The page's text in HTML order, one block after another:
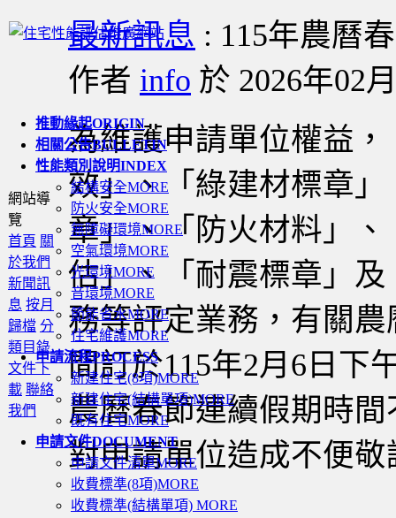
推動緣起ORIGIN
相關公告BULLETIN
性能類別說明INDEX
結構安全MORE
防火安全MORE
無障礙環境MORE
空氣環境MORE
光環境MORE
音環境MORE
節能省水MORE
住宅維護MORE
申請流程PROCESS
新建住宅(8項)MORE
新建住宅(結構單項)MORE
既有住宅MORE
申請文件DOCUMENT
申請文件清單MORE
收費標準(8項)MORE
收費標準(結構單項) MORE
網站導
覽
首頁 關
於我們
新聞訊
息 按月
歸檔 分
類目錄
文件下
載 聯絡
我們
最新訊息 : 115年農曆
作者 info 於 2026年02
為維護申請單位權益
效」、「綠建材標章
章」、「防火材料」
估」、「耐震標章」
務等評定業務，有關
間訂於115年2月6日下
農曆春節連續假期時
對申請單位造成不便敬